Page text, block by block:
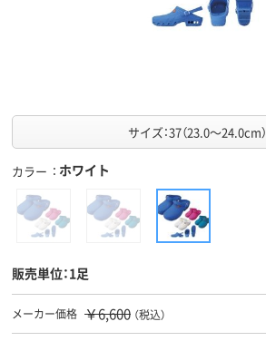
サイズ：37（23.0～24.0cm）
カラー ホワイト
販売単位：1足
メーカー価格 ￥6,600 （税込）